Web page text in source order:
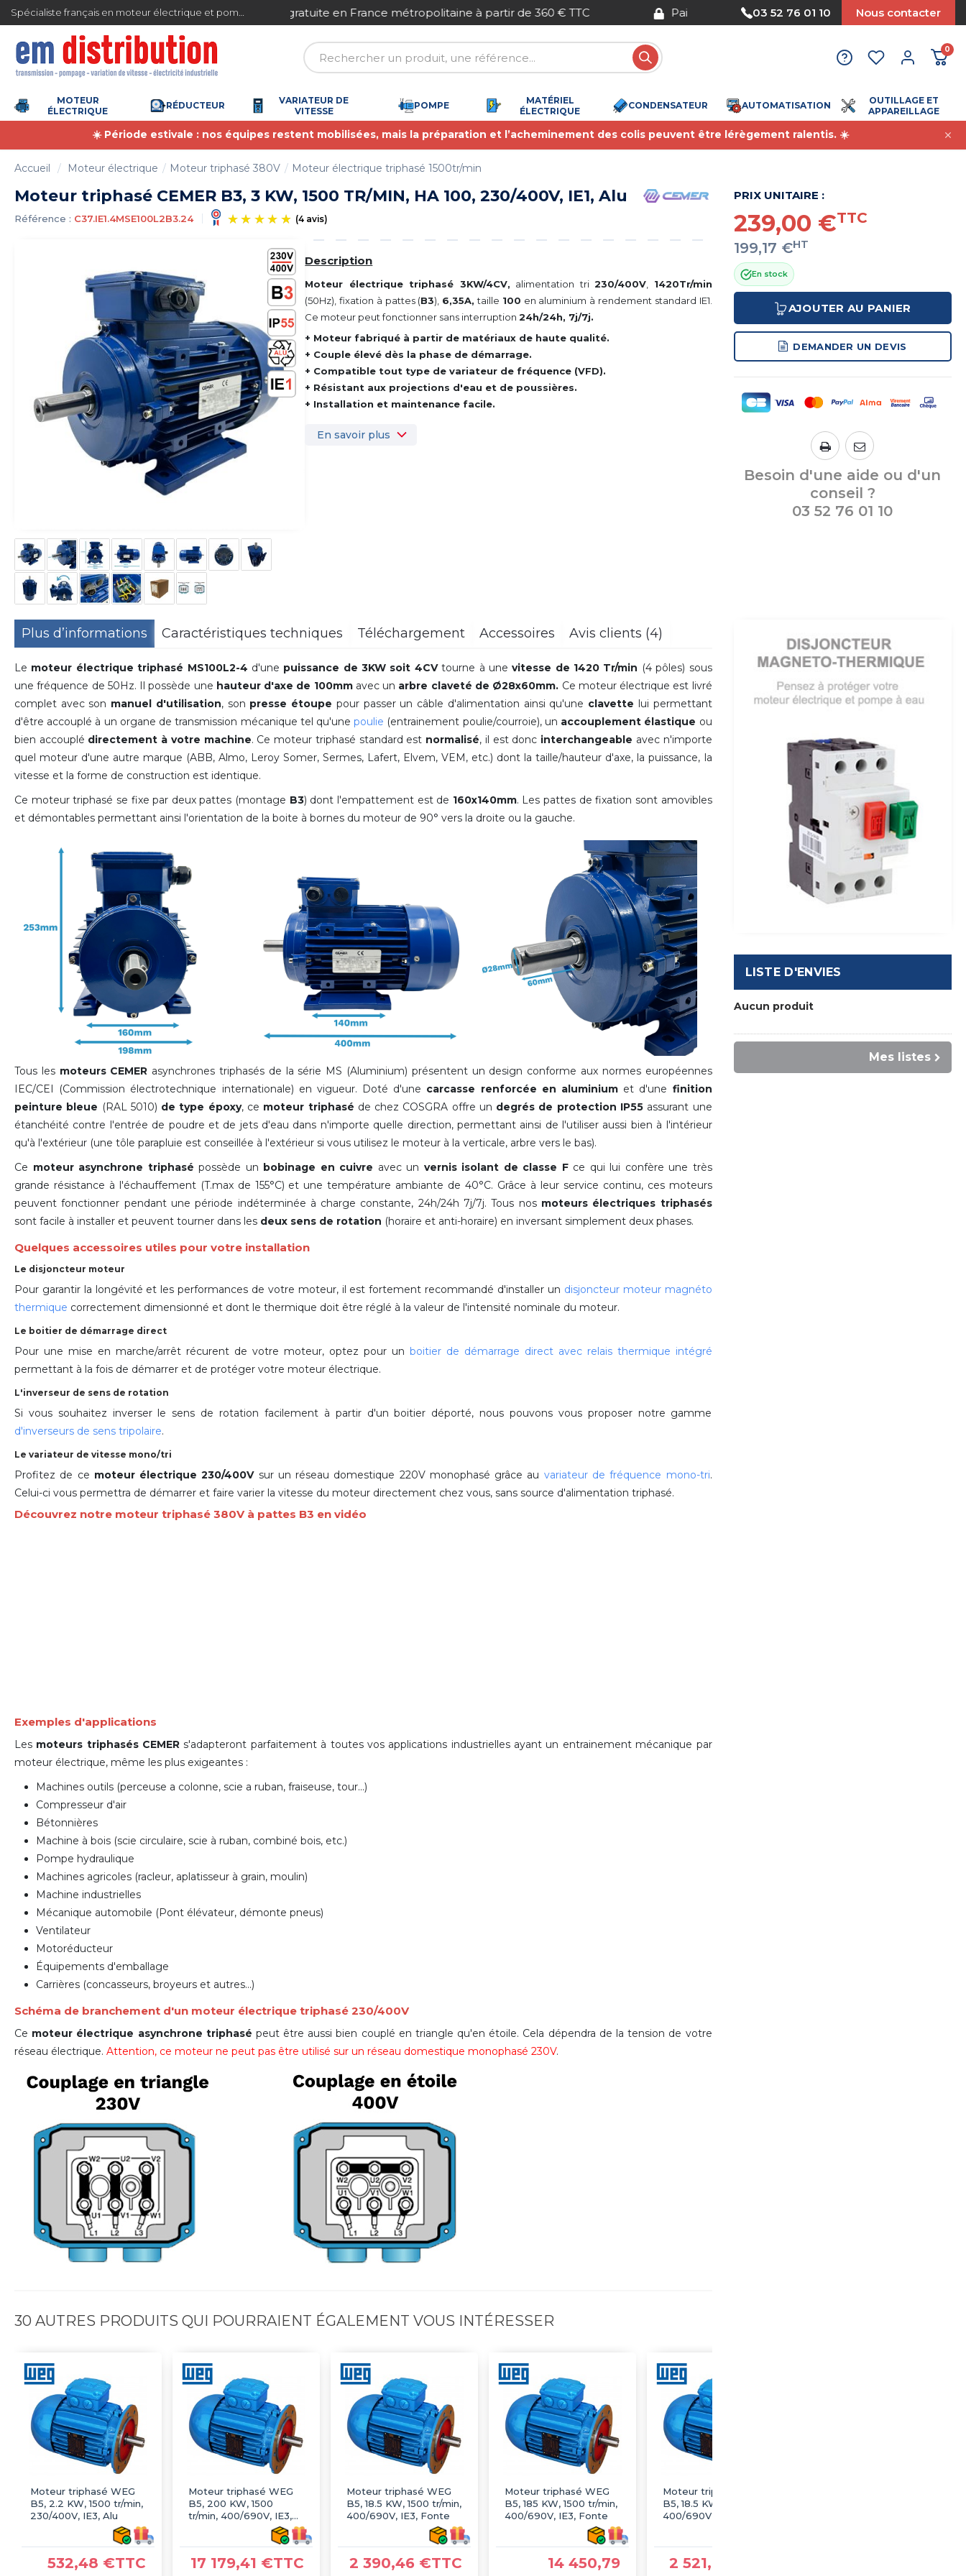
en France métropolitaine à partir de 360 € TTC Paiement sécurisé Nous acceptons le paiement par
03 52 76 01 10 Nous contacter
0
MOTEUR
ÉLECTRIQUE
RÉDUCTEUR
VARIATEUR DE
VITESSE
POMPE
MATÉRIEL
ÉLECTRIQUE
CONDENSATEUR AUTOMATISATION
OUTILLAGE ET
APPAREILLAGE
☀️ Période estivale : nos équipes restent mobilisées, mais la préparation et l’acheminement des colis peuvent être lérègement ralentis. ☀️
Accueil Moteur électrique Moteur triphasé 380V Moteur électrique triphasé 1500tr/min
Moteur triphasé CEMER B3, 3 KW, 1500 TR/MIN, HA 100, 230/400V, IE1, Alu
Référence : C37.IE1.4MSE100L2B3.24
(4 avis)
Description
Moteur électrique triphasé 3KW/4CV, alimentation tri230/400V
1420Tr/min
(50Hz), fixation à pattes (B3), 6,35A, taille 100 en aluminium à rendement standard IE1.
Ce moteur peut fonctionner sans interruption24h/24h, 7j/7j.
+ Moteur fabriqué à partir de matériaux de haute qualité.
+ Couple élevé dès la phase de démarrage.
+ Compatible tout type de variateur de fréquence (VFD).
+ Résistant aux projections d'eau et de poussières.
+ Installation et maintenance facile.
En savoir plus
PRIX UNITAIRE :
239,00 €TTC
199,17 €HT
En stock
AJOUTER AU PANIER
DEMANDER UN DEVIS
Besoin d'une aide ou d'un
conseil ?
03 52 76 01 10
Plus d’informations Caractéristiques techniques Téléchargement Accessoires Avis clients (4)
Le moteur électrique triphasé MS100L2-4 d'une puissance de 3KW soit 4CVtourne à unevitesse de 1420 Tr/min (4 pôles) sous
une fréquence de 50Hz. Il possède une hauteur d'axe de 100mmavec un arbre claveté de Ø28x60mm. Ce moteur électrique est livré
complet avec son manuel d'utilisation, son presse étoupe pour passer un câble d'alimentation ainsi qu'une clavette lui permettant
d'être accouplé à un organe de transmission mécanique tel qu'unepoulie (entrainement poulie/courroie), un accouplement élastique ou
bien accouplé directement à votre machine. Ce moteur triphasé standard est normalisé, il est donc interchangeable avec n'importe
quel moteur d'une autre marque (ABB, Almo, Leroy Somer, Sermes, Lafert, Elvem, VEM, etc.) dont la taille/hauteur d'axe, la puissance, la
vitesse et la forme de construction est identique.
Ce moteur triphasé se fixe par deux pattes (montage B3) dont l'empattement est de 160x140mm. Les pattes de fixation sont amovibles
et démontables permettant ainsi l'orientation de la boite à bornes du moteur de 90° vers la droite ou la gauche.
Tous les moteurs CEMER asynchrones triphasés de la série MS (Aluminium) présentent un design conforme aux normes européennes
IEC/CEI (Commission électrotechnique internationale) en vigueur. Doté d'une carcasse renforcée en aluminium et d'une finition
peinture bleue (RAL 5010) de type époxy, ce moteur triphasé de chez COSGRA offre un degrés de protection IP55 assurant une
étanchéité contre l'entrée de poudre et de jets d'eau dans n'importe quelle direction, permettant ainsi de l'utiliser aussi bien à l'intérieur
qu'à l'extérieur (une tôle parapluie est conseillée à l'extérieur si vous utilisez le moteur à la verticale, arbre vers le bas).
Ce moteur asynchrone triphasé possède un bobinage en cuivre avec un vernis isolant de classe Fce qui lui confère une très
grande résistance à l'échauffement (T.max de 155°C) et une température ambiante de 40°C. Grâce à leur service continu, ces moteurs
peuvent fonctionner pendant une période indéterminée à charge constante, 24h/24h 7j/7j. Tous nos moteurs électriques triphasés
sont facile à installer et peuvent tourner dans les deux sens de rotation (horaire et anti-horaire) en inversant simplement deux phases.
Quelques accessoires utiles pour votre installation
Le disjoncteur moteur
Pour garantir la longévité et les performances de votre moteur, il est fortement recommandé d'installer un disjoncteur moteur magnéto
thermique correctement dimensionné et dont le thermique doit être réglé à la valeur de l'intensité nominale du moteur.
Le boitier de démarrage direct
Pour une mise en marche/arrêt récurent de votre moteur, optez pour un boitier de démarrage direct avec relais thermique intégré
permettant à la fois de démarrer et de protéger votre moteur électrique.
L'inverseur de sens de rotation
Si vous souhaitez inverser le sens de rotation facilement à partir d'un boitier déporté, nous pouvons vous proposer notre gamme
d'inverseurs de sens tripolaire.
Le variateur de vitesse mono/tri
Profitez de ce moteur électrique 230/400Vsur un réseau domestique 220V monophasé grâce au variateur de fréquence mono-tri.
Celui-ci vous permettra de démarrer et faire varier la vitesse du moteur directement chez vous, sans source d'alimentation triphasé.
Découvrez notre moteur triphasé 380V à pattes B3 en vidéo
Exemples d'applications
Les moteurs triphasés CEMER s'adapteront parfaitement à toutes vos applications industrielles ayant un entrainement mécanique par
moteur électrique, même les plus exigeantes :
Machines outils (perceuse a colonne, scie a ruban, fraiseuse, tour...)
Compresseur d'air
Bétonnières
Machine à bois (scie circulaire, scie à ruban, combiné bois, etc.)
Pompe hydraulique
Machines agricoles (racleur, aplatisseur à grain, moulin)
Machine industrielles
Mécanique automobile (Pont élévateur, démonte pneus)
Ventilateur
Motoréducteur
Équipements d'emballage
Carrières (concasseurs, broyeurs et autres...)
Schéma de branchement d'un moteur électrique triphasé 230/400V
Ce moteur électrique asynchrone triphasé peut être aussi bien couplé en triangle qu'en étoile. Cela dépendra de la tension de votre
réseau électrique. Attention, ce moteur ne peut pas être utilisé sur un réseau domestique monophasé 230V.
30 AUTRES PRODUITS QUI POURRAIENT ÉGALEMENT VOUS INTÉRESSER
Moteur triphasé WEG
B5, 2.2 KW, 1500 tr/min,
230/400V, IE3, Alu
532,48 €TTC
Moteur triphasé WEG
B5, 200 KW, 1500
tr/min, 400/690V, IE3,
17 179,41 €TTC
Moteur triphasé WEG
B5, 18.5 KW, 1500 tr/min,
400/690V, IE3, Fonte
2 390,46 €TTC
Moteur triphasé WEG
B5, 185 KW, 1500 tr/min,
400/690V, IE3, Fonte
14 450,79
Moteur triphasé WEG
B5, 18.5 KW, 1500 tr/min,
400/690V, IE3, Alu
2 521,87 €TTC
LISTE D'ENVIES
Aucun produit
Mes listes
Gestion des cookies